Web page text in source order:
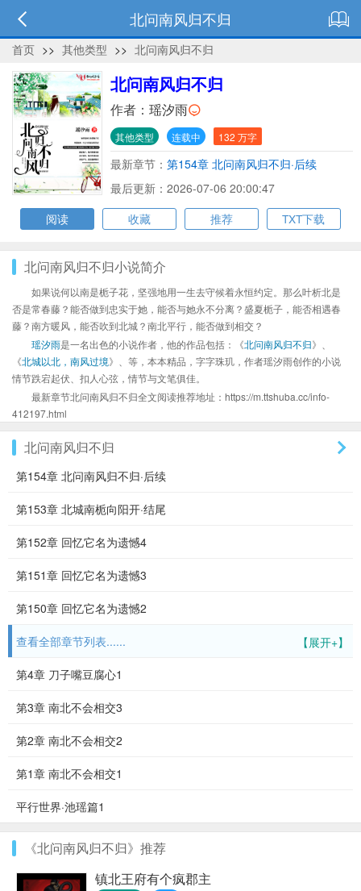
北问南风归不归
首页 >> 其他类型 >> 北问南风归不归
北问南风归不归
作者： 瑶汐雨
其他类型 连载中 132 万字
最新章节： 第154章 北问南风归不归·后续
最后更新：2026-07-06 20:00:47
阅读
收藏 推荐 TXT下载
北问南风归不归小说简介
如果说何以南是栀子花，坚强地用一生去守候着永恒约定。那么叶析北是
否是常春藤？能否做到忠实于她，能否与她永不分离？盛夏栀子，能否相遇春
藤？南方暖风，能否吹到北城？南北平行，能否做到相交？
瑶汐雨是一名出色的小说作者，他的作品包括：《北问南风归不归》、
《北城以北，南风过境》、等，本本精品，字字珠玑，作者瑶汐雨创作的小说
情节跌宕起伏、扣人心弦，情节与文笔俱佳。
最新章节北问南风归不归全文阅读推荐地址：https://m.ttshuba.cc/info-
412197.html
北问南风归不归
第154章 北问南风归不归·后续
第153章 北城南栀向阳开·结尾
第152章 回忆它名为遗憾4
第151章 回忆它名为遗憾3
第150章 回忆它名为遗憾2
【展开+】
查看全部章节列表......
第4章 刀子嘴豆腐心1
第3章 南北不会相交3
第2章 南北不会相交2
第1章 南北不会相交1
平行世界·池瑶篇1
《北问南风归不归》推荐
镇北王府有个疯郡主